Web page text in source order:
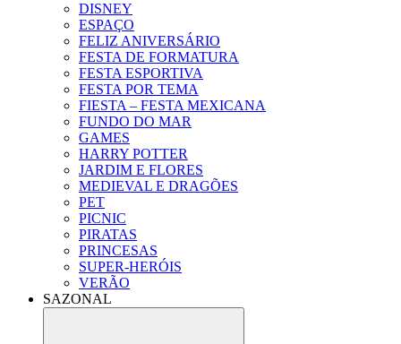
DISNEY
ESPAÇO
FELIZ ANIVERSÁRIO
FESTA DE FORMATURA
FESTA ESPORTIVA
FESTA POR TEMA
FIESTA – FESTA MEXICANA
FUNDO DO MAR
GAMES
HARRY POTTER
JARDIM E FLORES
MEDIEVAL E DRAGÕES
PET
PICNIC
PIRATAS
PRINCESAS
SUPER-HERÓIS
VERÃO
SAZONAL